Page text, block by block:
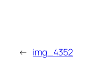
← img_4352